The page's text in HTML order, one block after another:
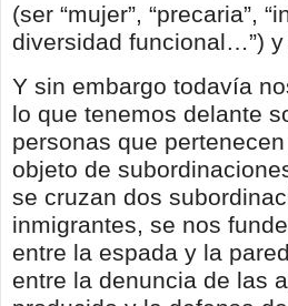
(ser “mujer”, “precaria”,
diversidad funcional…”)
Y sin embargo todavía
lo que tenemos delante
personas que
objeto de
se cruzan dos
inmigrantes, se nos
entre la espada y la
entre la denuncia de las